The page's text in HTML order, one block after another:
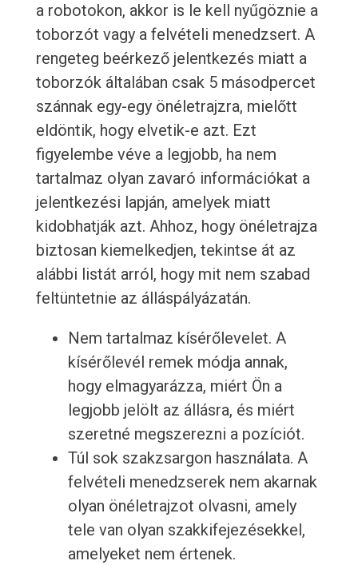
a robotokon, akkor is le kell nyűgöznie a
toborzót vagy a felvételi menedzsert. A
rengeteg beérkező jelentkezés miatt a
toborzók általában csak 5 másodpercet
szánnak egy-egy önéletrajzra, mielőtt
eldöntik, hogy elvetik-e azt. Ezt
figyelembe véve a legjobb, ha nem
tartalmaz olyan zavaró információkat a
jelentkezési lapján, amelyek miatt
kidobhatják azt. Ahhoz, hogy önéletrajza
biztosan kiemelkedjen, tekintse át az
alábbi listát arról, hogy mit nem szabad
feltüntetnie az álláspályázatán.
Nem tartalmaz kísérőlevelet. A
kísérőlevél remek módja annak,
hogy elmagyarázza, miért Ön a
legjobb jelölt az állásra, és miért
szeretné megszerezni a pozíciót.
Túl sok szakzsargon használata. A
felvételi menedzserek nem akarnak
olyan önéletrajzot olvasni, amely
tele van olyan szakkifejezésekkel,
amelyeket nem értenek.